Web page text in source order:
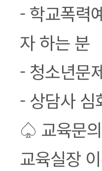
- 학교폭력
자 하는 분
- 청소년문
- 상담사 심
♤ 교육문
교육실장